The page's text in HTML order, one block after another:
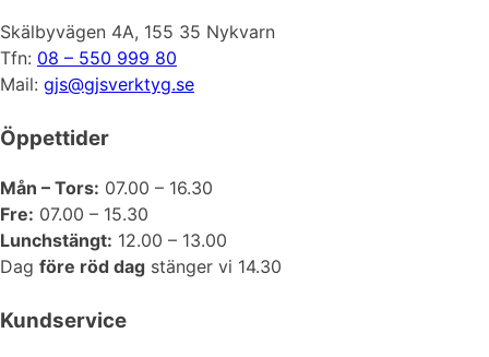
Skälbyvägen 4A, 155 35 Nykvarn
Tfn: 08 – 550 999 80
Mail: gjs@gjsverktyg.se
Öppettider
Mån – Tors: 07.00 – 16.30
Fre: 07.00 – 15.30
Lunchstängt: 12.00 – 13.00
Dag före röd dag stänger vi 14.30
Kundservice